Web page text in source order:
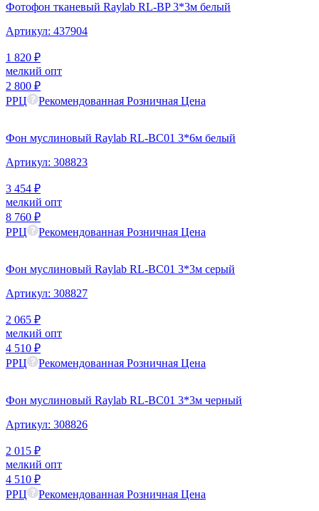
Фотофон тканевый Raylab RL-BP 3*3м белый
Артикул: 437904
1 820 ₽
мелкий опт
2 800 ₽
РРЦ
Рекомендованная Розничная Цена
Фон муслиновый Raylab RL-BC01 3*6м белый
Артикул: 308823
3 454 ₽
мелкий опт
8 760 ₽
РРЦ
Рекомендованная Розничная Цена
Фон муслиновый Raylab RL-BC01 3*3м серый
Артикул: 308827
2 065 ₽
мелкий опт
4 510 ₽
РРЦ
Рекомендованная Розничная Цена
Фон муслиновый Raylab RL-BC01 3*3м черный
Артикул: 308826
2 015 ₽
мелкий опт
4 510 ₽
РРЦ
Рекомендованная Розничная Цена